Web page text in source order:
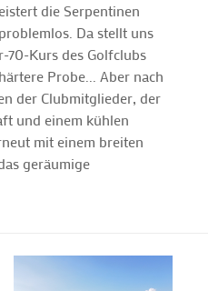
die Serpentinen
Da stellt uns
70-Kurs des Golfclubs
Probe... Aber nach
der Clubmitglieder, der
und einem kühlen
mit einem breiten
geräumige